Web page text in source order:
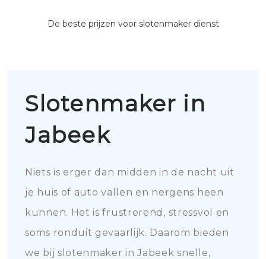
De beste prijzen voor slotenmaker dienst
Slotenmaker in
Jabeek
Niets is erger dan midden in de nacht uit
je huis of auto vallen en nergens heen
kunnen. Het is frustrerend, stressvol en
soms ronduit gevaarlijk. Daarom bieden
we bij slotenmaker in Jabeek snelle,